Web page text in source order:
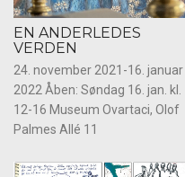
EN ANDERLEDES
VERDEN
24. november 2021-16. januar
2022 Åben: Søndag 16. jan. kl.
12-16 Museum Ovartaci, Olof
Palmes Allé 11